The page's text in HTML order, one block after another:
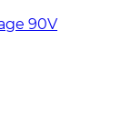
90V